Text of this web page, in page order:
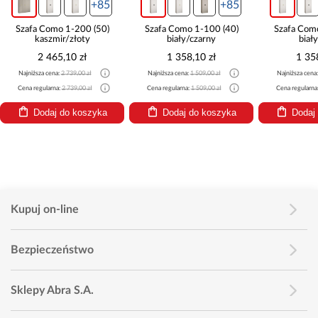
+85
Szafa Como 1-200 (50)
kaszmir/złoty
2 465,10 zł
Najniższa cena:2 739,00 zł
Cena regularna:2 739,00 zł
Dodaj do koszyka
+85
Szafa Como 1-100 (40)
biały/czarny
1 358,10 zł
Najniższa cena:1 509,00 zł
Cena regularna:1 509,00 zł
Dodaj do koszyka
Szafa
1
Najniższa
Cena
Kupuj on-line
Bezpieczeństwo
Sklepy Abra S.A.